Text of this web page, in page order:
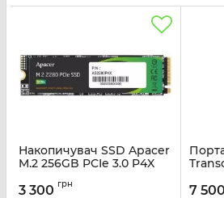
Накопичувач SSD Apacer
M.2 256GB PCIe 3.0 P4X
3 300 грн 7 500